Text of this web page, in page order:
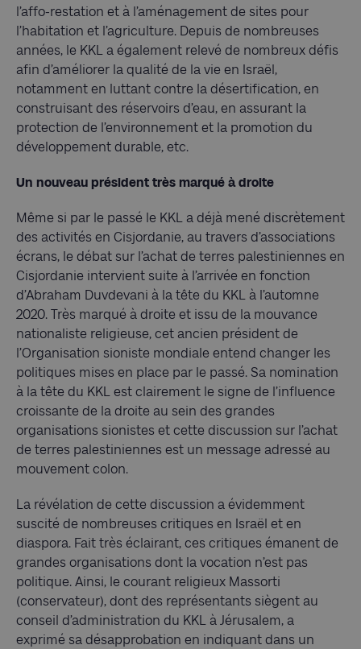
l’affo-restation et à l’aménagement de sites pour
l’habitation et l’agriculture. Depuis de nombreuses
années, le KKL a également relevé de nombreux défis
afin d’améliorer la qualité de la vie en Israël,
notamment en luttant contre la désertification, en
construisant des réservoirs d’eau, en assurant la
protection de l’environnement et la promotion du
développement durable, etc.
Un nouveau président très marqué à droite
Même si par le passé le KKL a déjà mené discrètement
des activités en Cisjordanie, au travers d’associations
écrans, le débat sur l’achat de terres palestiniennes en
Cisjordanie intervient suite à l’arrivée en fonction
d’Abraham Duvdevani à la tête du KKL à l’automne
2020. Très marqué à droite et issu de la mouvance
nationaliste religieuse, cet ancien président de
l’Organisation sioniste mondiale entend changer les
politiques mises en place par le passé. Sa nomination
à la tête du KKL est clairement le signe de l’influence
croissante de la droite au sein des grandes
organisations sionistes et cette discussion sur l’achat
de terres palestiniennes est un message adressé au
mouvement colon.
La révélation de cette discussion a évidemment
suscité de nombreuses critiques en Israël et en
diaspora. Fait très éclairant, ces critiques émanent de
grandes organisations dont la vocation n’est pas
politique. Ainsi, le courant religieux Massorti
(conservateur), dont des représentants siègent au
conseil d’administration du KKL à Jérusalem, a
exprimé sa désapprobation en indiquant dans un